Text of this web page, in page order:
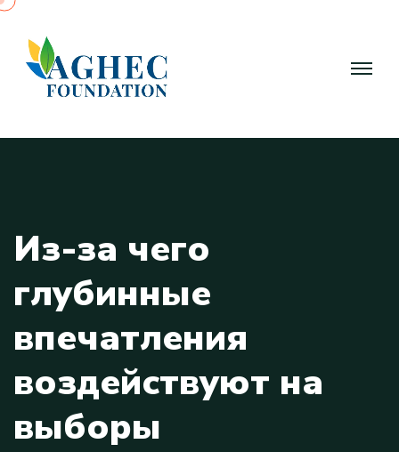
Из-за чего
глубинные
впечатления
воздействуют на
выборы